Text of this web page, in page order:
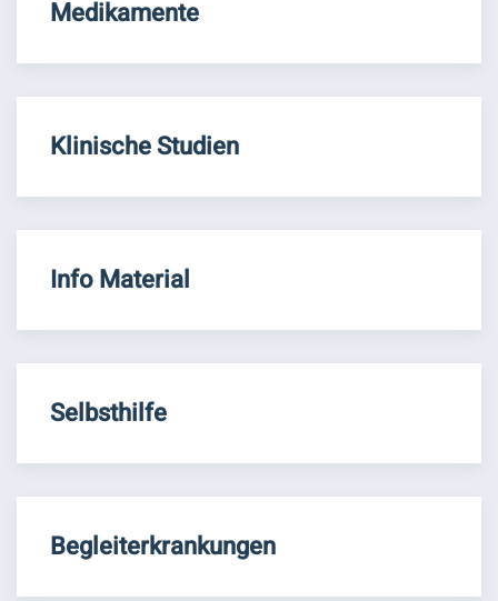
Medikamente
Klinische Studien
Info Material
Selbsthilfe
Begleiterkrankungen